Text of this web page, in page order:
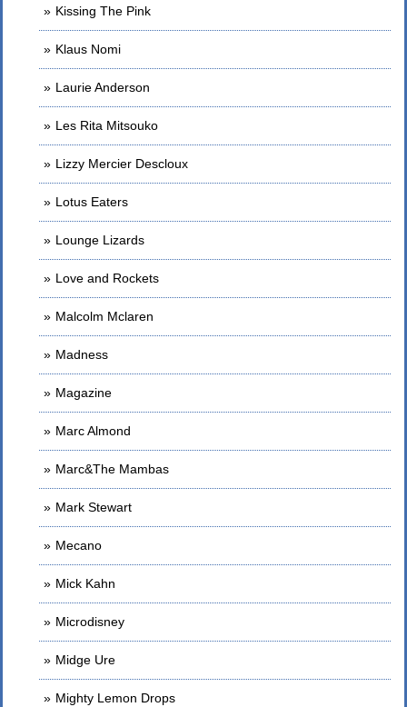
Kissing The Pink
Klaus Nomi
Laurie Anderson
Les Rita Mitsouko
Lizzy Mercier Descloux
Lotus Eaters
Lounge Lizards
Love and Rockets
Malcolm Mclaren
Madness
Magazine
Marc Almond
Marc&The Mambas
Mark Stewart
Mecano
Mick Kahn
Microdisney
Midge Ure
Mighty Lemon Drops